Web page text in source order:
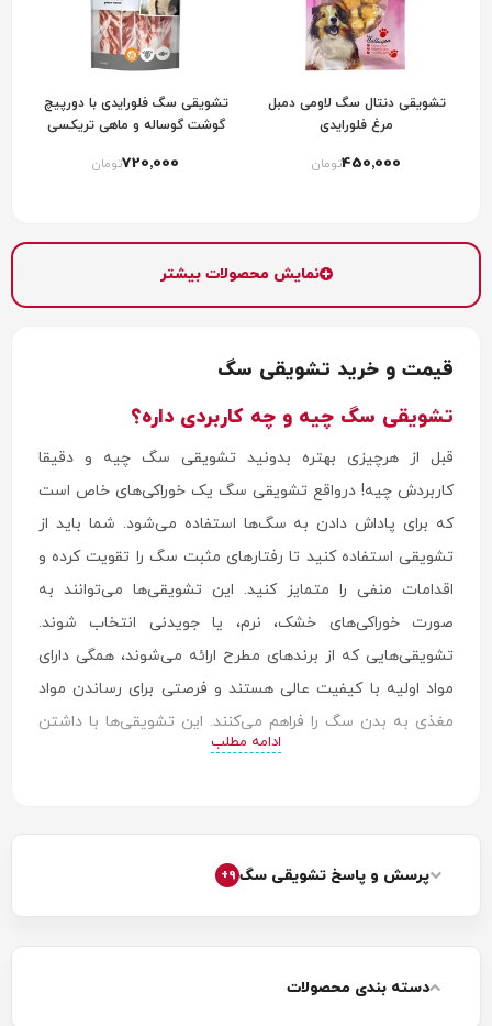
تشویقی دنتال سگ لاومی دمبل
مرغ فلورایدی
450٬000تومان
تشویقی سگ فلورایدی با دورپیچ
گوشت گوساله و ماهی تریکسی
720٬000تومان
نمایش محصولات بیشتر
قیمت و خرید تشویقی سگ
تشویقی سگ چیه و چه کاربردی داره؟
قبل از هرچیزی بهتره بدونید تشویقی سگ چیه و دقیقا
کاربردش چیه! درواقع تشویقی سگ یک خوراکی‌های خاص است
که برای پاداش دادن به سگ‌ها استفاده می‌شود. شما باید از
تشویقی استفاده کنید تا رفتارهای مثبت سگ را تقویت کرده و
اقدامات منفی را متمایز کنید. این تشویقی‌ها می‌توانند به
صورت خوراکی‌های خشک، نرم، یا جویدنی انتخاب شوند.
تشویقی‌هایی که از برندهای مطرح ارائه می‌شوند، همگی دارای
مواد اولیه با کیفیت عالی هستند و فرصتی برای رساندن مواد
مغذی به بدن سگ را فراهم می‌کنند. این تشویقی‌ها با داشتن
طعم و عطر جذاب، بهترین و خوشحال کننده‌ترین خوراکی
مزایای خرید تشویقی سگ
شما برای این که انگیزه بیشتری در خرید تشویقی داشته باشید،
باید از مزایای خرید تشویقی اطلاعات کسب کنید. به همین دلیل
در اینجا مزایای تشویقی‌های خوشمزه مخصوص سگ را بررسی
ادامه مطلب
پرسش و پاسخ تشویقی سگ 9+
دسته بندی محصولات